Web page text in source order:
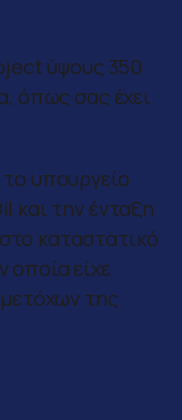
ύψους 350
όπως σας έχει
υπουργείο
και την ένταξη
καταστατικό
οποία είχε
μετόχων της